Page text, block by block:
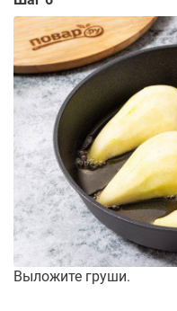
Выложите груши.